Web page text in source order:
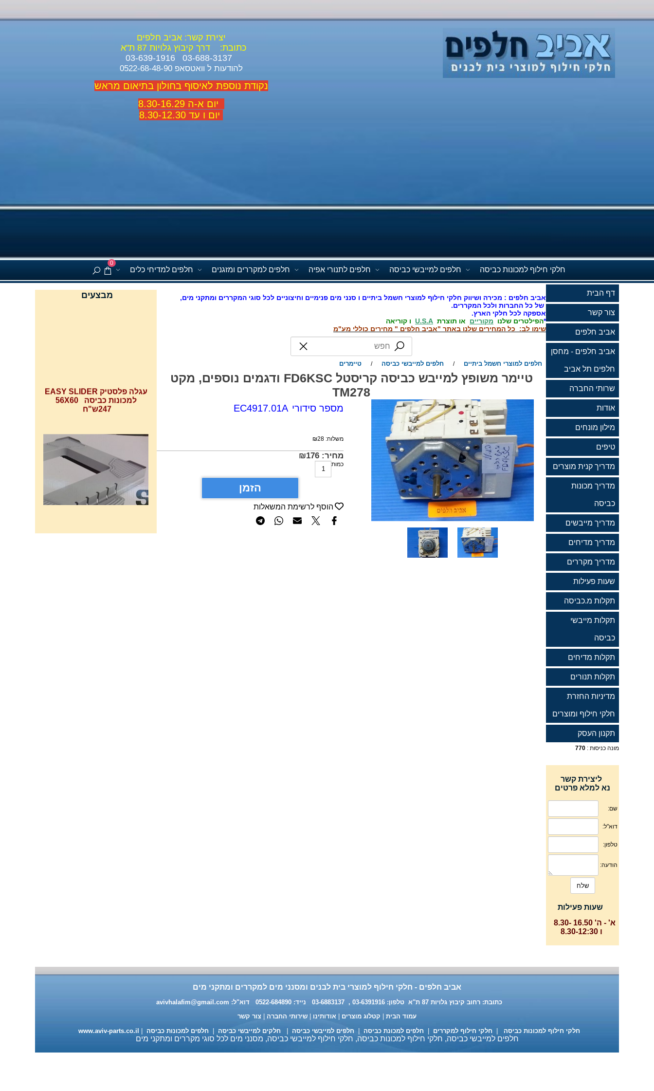
יצירת קשר: אביב חלפים
כתובת:
דרך קיבוץ גלויות 87 ת"א
להודעות ל וואטסאפ 0522-68-48-90
נקודת נוספת לאיסוף בחולון בתיאום מראש
יום א-ה 8.30-16.29
יום ו עד 8.30-12.30
0
חלקי חילוף למכונות כביסה חלפים למייבשי כביסה חלפים לתנורי אפיה חלפים למקררים ומזגנים חלפים למדיחי כלים
דף הבית
צור קשר
אביב חלפים
אביב חלפים - מחסן
חלפים תל אביב
שרותי החברה
אודות
מילון מונחים
טיפים
מדריך קנית מוצרים
מדריך מכונות
כביסה
מדריך מייבשים
מדריך מדיחים
מדריך מקררים
שעות פעילות
תקלות מ.כביסה
תקלות מייבשי
כביסה
תקלות מדיחים
תקלות תנורים
מדיניות החזרת
חלקי חילוף ומוצרים
תקנון העסק
מונה כניסות : 770
ליצירת קשר
נא למלא פרטים
שעות פעילות
א' - ה' 16.50 -8.30
ו 8.30-12:30
אביב חלפים : מכירה ושיווק חלקי חילוף למוצרי חשמל ביתיים ו סנני מים פנימיים וחיצוניים לכל סוגי המקררים ומתקני מים,
של כל החברות ולכל המקררים.
אספקה לכל חלקי הארץ.
*הפילטרים שלנו מקוריים או תוצרת U.S.A ו קוריאה
שימו לב: כל המחירים שלנו באתר "אביב חלפים " מחירים כוללי מע"מ
חלפים למוצרי חשמל ביתיים / חלפים למייבשי כביסה / טיימרים
טיימר משופץ למייבש כביסה קריסטל FD6KSC ודגמים נוספים, מקט
TM278
מספר סידורי EC4917.01A
משלוח: ₪28
מחיר: ₪176
כמות
הזמן
הוסף לרשימת המשאלות
מבצעים
למכונות כביסה 56X60
247ש"ח
אביב חלפים - חלקי חילוף למוצרי בית לבנים ומסנני מים למקררים ומתקני מים
כתובת: רחוב קיבוץ גלויות 87 ת"א טלפון: 03-6391916 , 03-6883137 נייד: 0522-684890 דוא"ל:
avivhalafim@gmail.com
עמוד הבית
קטלוג מוצרים אודותינו שירותי החברה
צור קשר
חלקי חילוף למכונות כביסה
חלקי חילוף למקררים חלפים למכונת כביסה חלפים למייבשי כביסה חלקים למייבשי כביסה חלפים למכונות כביסה www.aviv-parts.co.il
חלפים למייבשי כביסה, חלקי חילוף למכונות כביסה, חלקי חילוף למייבשי כביסה, מסנני מים לכל סוגי מקררים ומתקני מים